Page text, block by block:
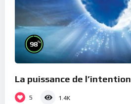
98%
La puissance de l’intention
5 1.4K